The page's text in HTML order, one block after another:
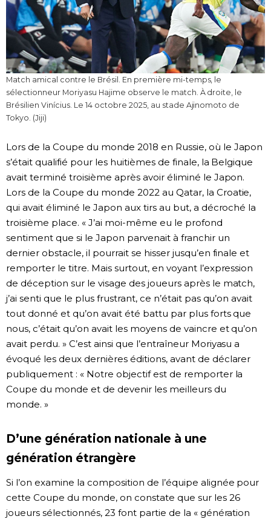
Match amical contre le Brésil. En première mi-temps, le
sélectionneur Moriyasu Hajime observe le match. À droite, le
Brésilien Vinícius. Le 14 octobre 2025, au stade Ajinomoto de
Tokyo. (Jiji)
Lors de la Coupe du monde 2018 en Russie, où le Japon
s’était qualifié pour les huitièmes de finale, la Belgique
avait terminé troisième après avoir éliminé le Japon.
Lors de la Coupe du monde 2022 au Qatar, la Croatie,
qui avait éliminé le Japon aux tirs au but, a décroché la
troisième place. « J’ai moi-même eu le profond
sentiment que si le Japon parvenait à franchir un
dernier obstacle, il pourrait se hisser jusqu’en finale et
remporter le titre. Mais surtout, en voyant l’expression
de déception sur le visage des joueurs après le match,
j’ai senti que le plus frustrant, ce n’était pas qu’on avait
tout donné et qu’on avait été battu par plus forts que
nous, c’était qu’on avait les moyens de vaincre et qu’on
avait perdu. » C’est ainsi que l’entraîneur Moriyasu a
évoqué les deux dernières éditions, avant de déclarer
publiquement : « Notre objectif est de remporter la
Coupe du monde et de devenir les meilleurs du
monde. »
D’une génération nationale à une
génération étrangère
Si l’on examine la composition de l’équipe alignée pour
cette Coupe du monde, on constate que sur les 26
joueurs sélectionnés, 23 font partie de la « génération